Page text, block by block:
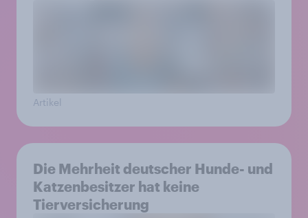
Artikel
Die Mehrheit deutscher Hunde- und
Katzenbesitzer hat keine
Tierversicherung